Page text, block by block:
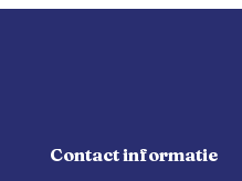
Contact informatie